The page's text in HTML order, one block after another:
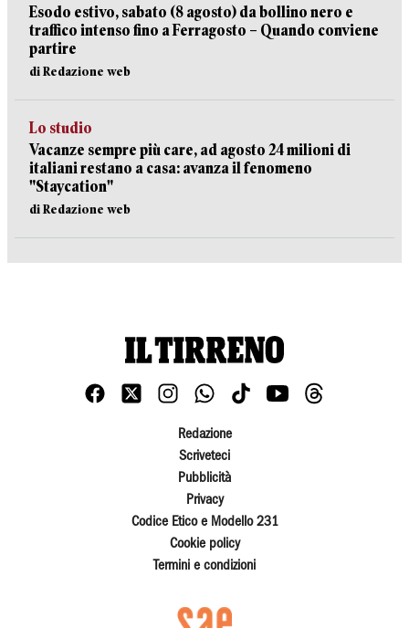
Esodo estivo, sabato (8 agosto) da bollino nero e
traffico intenso fino a Ferragosto – Quando conviene
partire
di Redazione web
Lo studio
Vacanze sempre più care, ad agosto 24 milioni di
italiani restano a casa: avanza il fenomeno
"Staycation"
di Redazione web
Redazione
Scriveteci
Pubblicità
Privacy
Codice Etico e Modello 231
Cookie policy
Termini e condizioni